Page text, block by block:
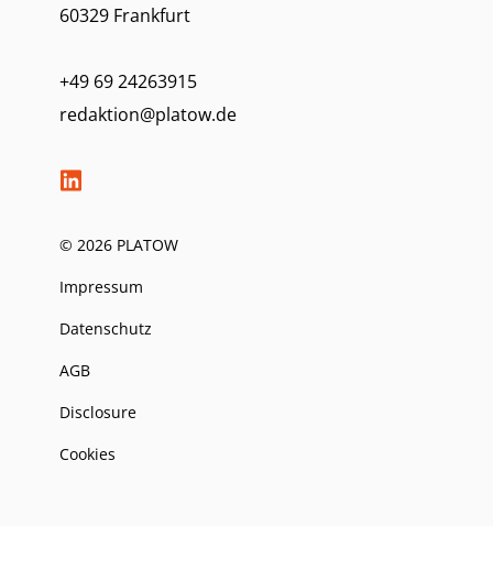
60329 Frankfurt
+49 69 24263915
redaktion@platow.de
© 2026 PLATOW
Impressum
Datenschutz
AGB
Disclosure
Cookies